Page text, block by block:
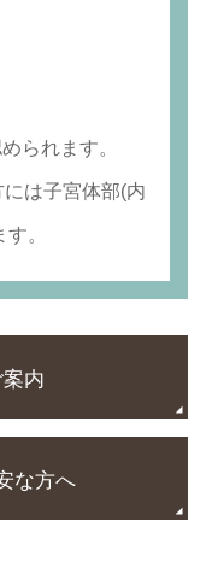
られます。
は子宮体部(内
。
内
な方へ